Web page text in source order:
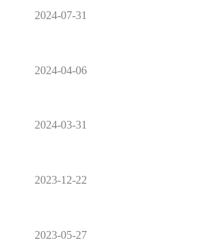
2024-07-31
2024-04-06
2024-03-31
2023-12-22
2023-05-27